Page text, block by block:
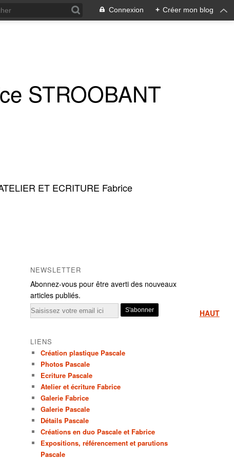
Connexion + Créer mon blog
STROOBANT
ET ECRITURE Fabrice
HAUT
NEWSLETTER
Abonnez-vous pour être averti des nouveaux
articles publiés.
Email
LIENS
Création plastique Pascale
Photos Pascale
Ecriture Pascale
Atelier et écriture Fabrice
Galerie Fabrice
Galerie Pascale
Détails Pascale
Créations en duo Pascale et Fabrice
Expositions, référencement et parutions
Pascale